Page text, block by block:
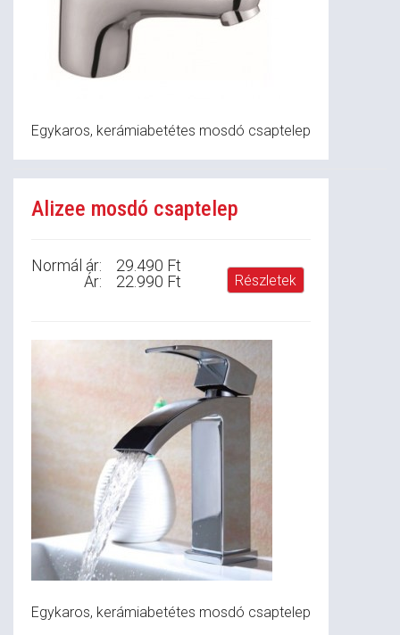
Egykaros, kerámiabetétes mosdó csaptelep
Alizee mosdó csaptelep
Normál ár:
29.490 Ft
Ár:
22.990 Ft Részletek
Egykaros, kerámiabetétes mosdó csaptelep